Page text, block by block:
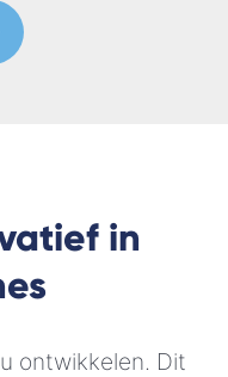
in
ontwikkelen. Dit